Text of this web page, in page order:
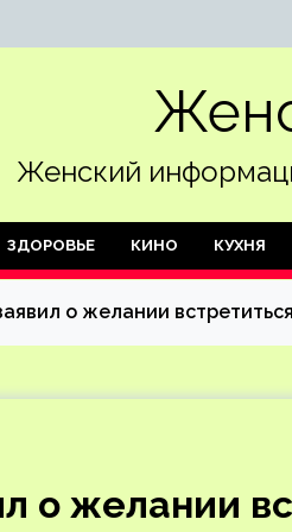
Женский
ЗДОРОВЬЕ КИНО КУХНЯ
о желании
о желании